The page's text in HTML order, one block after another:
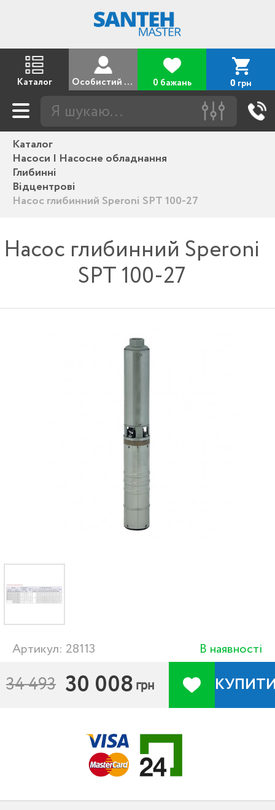
Каталог Особистий кабінет 0 бажань 0 грн
Каталог
Насоси | Насосне обладнання
Глибинні
Відцентрові
Насос глибинний Speroni SPT 100-27
Насос глибинний Speroni
SPT 100-27
Артикул: 28113 В наявності
34 493 30 008 грн